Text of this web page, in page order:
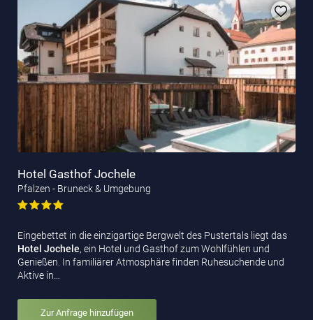
Hotel Gasthof Jochele
Pfalzen - Bruneck & Umgebung
Eingebettet in die einzigartige Bergwelt des Pustertals liegt das
Hotel Jochele, ein Hotel und Gasthof zum Wohlfühlen und
Genießen. In familiärer Atmosphäre finden Ruhesuchende und
Aktive in…
Zur Anfrage hinzufügen